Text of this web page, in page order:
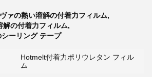
ァの熱い溶解の付着力フィルム,
の付着力フィルム,
ーリング テープ
Hotmelt付着力ポリウレタン フィル
ム